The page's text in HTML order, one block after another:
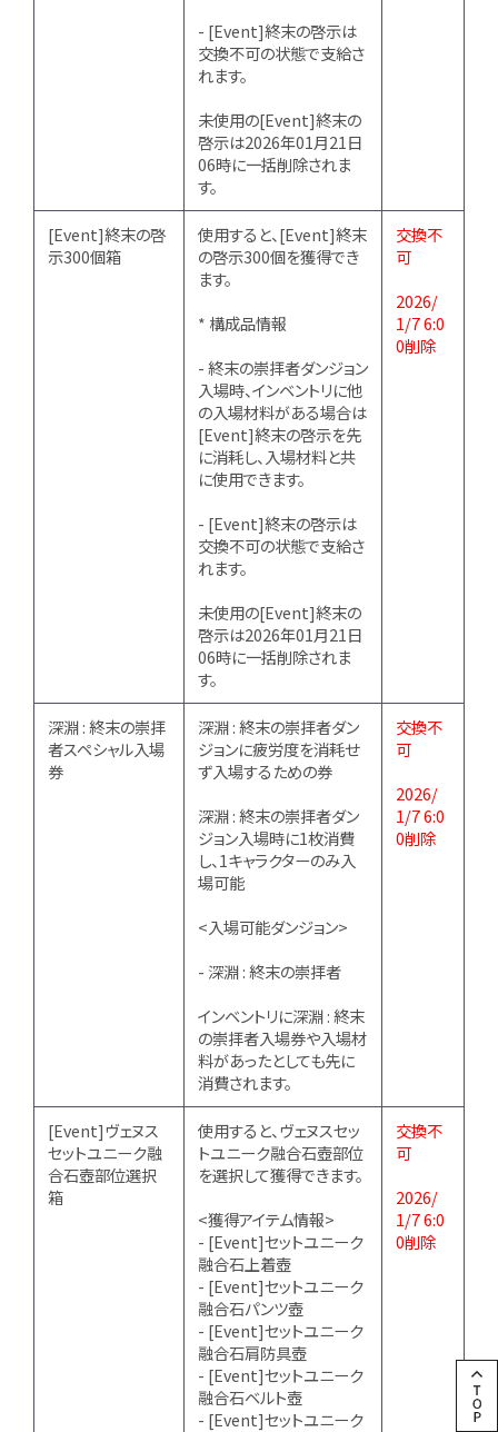
- [Event]終末の啓示は
交換不可の状態で支給さ
れます。
未使用の[Event]終末の
啓示は2026年01月21日
06時に一括削除されま
す。
[Event]終末の啓
示300個箱
使用すると、[Event]終末
の啓示300個を獲得でき
ます。
* 構成品情報
- 終末の崇拝者ダンジョン
入場時、インベントリに他
の入場材料がある場合は
[Event]終末の啓示を先
に消耗し、入場材料と共
に使用できます。
- [Event]終末の啓示は
交換不可の状態で支給さ
れます。
未使用の[Event]終末の
啓示は2026年01月21日
06時に一括削除されま
す。
交換不
可
2026/
1/7 6:0
0削除
深淵 : 終末の崇拝
者スペシャル入場
券
深淵 : 終末の崇拝者ダン
ジョンに疲労度を消耗せ
ず入場するための券
深淵 : 終末の崇拝者ダン
ジョン入場時に1枚消費
し、1キャラクターのみ入
場可能
<入場可能ダンジョン>
- 深淵 : 終末の崇拝者
インベントリに深淵 : 終末
の崇拝者入場券や入場材
料があったとしても先に
消費されます。
交換不
可
2026/
1/7 6:0
0削除
[Event]ヴェヌス
セットユニーク融
合石壺部位選択
箱
使用すると、ヴェヌスセッ
トユニーク融合石壺部位
を選択して獲得できます。
<獲得アイテム情報>
- [Event]セットユニーク
融合石上着壺
- [Event]セットユニーク
融合石パンツ壺
- [Event]セットユニーク
融合石肩防具壺
- [Event]セットユニーク
融合石ベルト壺
- [Event]セットユニーク
交換不
可
2026/
1/7 6:0
0削除